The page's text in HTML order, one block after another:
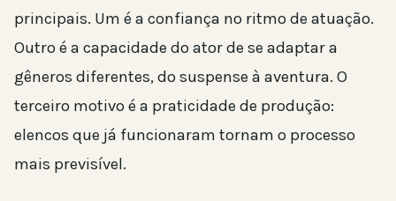
principais. Um é a confiança no ritmo de atuação.
Outro é a capacidade do ator de se adaptar a
gêneros diferentes, do suspense à aventura. O
terceiro motivo é a praticidade de produção:
elencos que já funcionaram tornam o processo
mais previsível.